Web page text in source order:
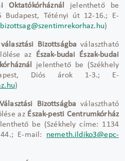
Oktatókórháznál
jelenthető be
Budapest, Tétényi út 12-16.; E-
)
Bizottságba választható
az
Észak-budai Észak-budai
jelenthető be (Székhely
Diós árok 1-3.; E-
)
Bizottságba választható
az Észak-pesti Centrumkórház
be (Székhely címe: 1134
E-mail: nemeth.ildiko3@epc-